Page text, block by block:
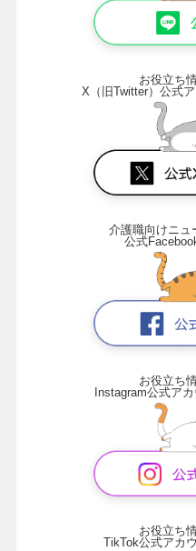
お役立ち
X（旧Twitter）公式
介護職向けニュ
公式
お役立ち
Instagram公式ア
お役立ち
TikTok公式アカ